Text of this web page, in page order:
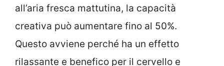
all’aria fresca mattutina, la capacità
creativa può aumentare fino al 50%.
Questo avviene perché ha un effetto
rilassante e benefico per il cervello e